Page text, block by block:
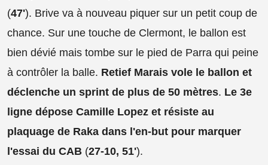
(47'). Brive va à nouveau piquer sur un petit coup de
chance. Sur une touche de Clermont, le ballon est
bien dévié mais tombe sur le pied de Parra qui peine
à contrôler la balle. Retief Marais vole le ballon et
déclenche un sprint de plus de 50 mètres. Le 3e
ligne dépose Camille Lopez et résiste au
plaquage de Raka dans l'en-but pour marquer
l'essai du CAB (27-10, 51').